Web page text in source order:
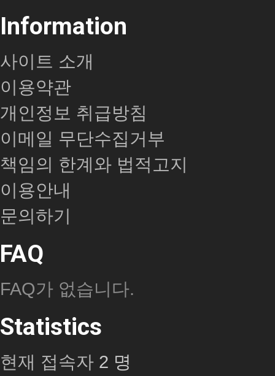
Information
사이트 소개
이용약관
개인정보 취급방침
이메일 무단수집거부
책임의 한계와 법적고지
이용안내
문의하기
FAQ
FAQ가 없습니다.
Statistics
현재 접속자 2 명